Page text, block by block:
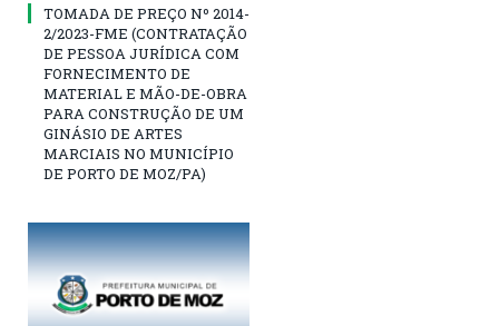
TOMADA DE PREÇO Nº 2014-
2/2023-FME (CONTRATAÇÃO
DE PESSOA JURÍDICA COM
FORNECIMENTO DE
MATERIAL E MÃO-DE-OBRA
PARA CONSTRUÇÃO DE UM
GINÁSIO DE ARTES
MARCIAIS NO MUNICÍPIO
DE PORTO DE MOZ/PA)